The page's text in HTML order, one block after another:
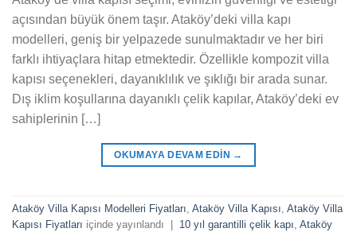
açısından büyük önem taşır. Ataköy’deki villa kapı
modelleri, geniş bir yelpazede sunulmaktadır ve her biri
farklı ihtiyaçlara hitap etmektedir. Özellikle kompozit villa
kapısı seçenekleri, dayanıklılık ve şıklığı bir arada sunar.
Dış iklim koşullarına dayanıklı çelik kapılar, Ataköy’deki ev
sahiplerinin […]
OKUMAYA DEVAM EDIN →
Ataköy Villa Kapısı Modelleri Fiyatları, Ataköy Villa Kapısı, Ataköy Villa
Kapısı Fiyatları içinde yayınlandı 10 yıl garantilli çelik kapı, Ataköy